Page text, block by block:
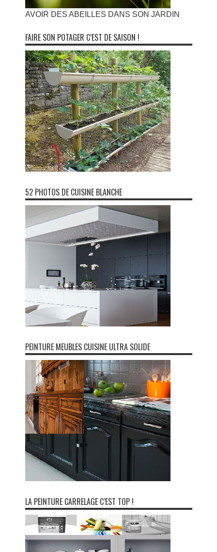
AVOIR DES ABEILLES DANS SON JARDIN
FAIRE SON POTAGER C’EST DE SAISON !
52 PHOTOS DE CUISINE BLANCHE
PEINTURE MEUBLES CUISINE ULTRA SOLIDE
LA PEINTURE CARRELAGE C’EST TOP !